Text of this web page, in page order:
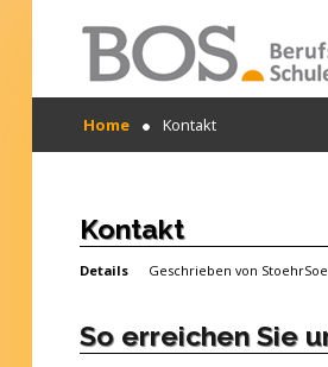
Warning: "continue" targeting
to "break". Did you mean to use
/mnt/web417/e3/61/59568561/
Unterricht
SUCHEN
Home Kontakt
Kontakt
Details Geschrieben von
So erreichen Sie